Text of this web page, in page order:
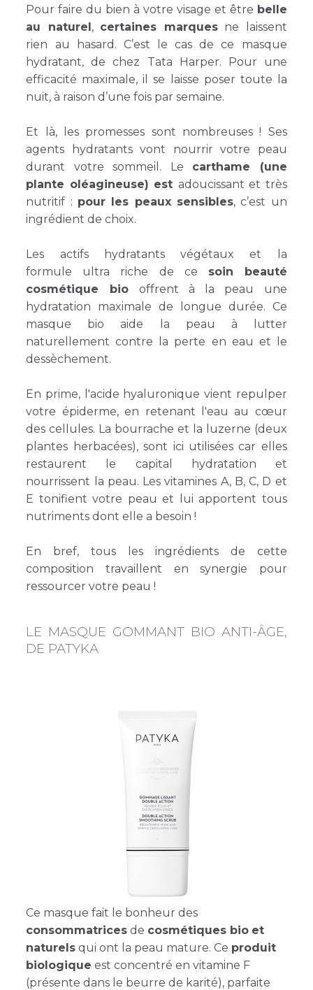
Pour faire du bien à votre visage et être belle
au naturel, certaines marquesne laissent
rien au hasard. C’est le cas de ce masque
hydratant, de chez Tata Harper. Pour une
efficacité maximale, il se laisse poser toute la
nuit, à raison d’une fois par semaine.
Et là, les promesses sont nombreuses ! Ses
agents hydratants vont nourrir votre peau
durant votre sommeil. Le carthame (une
plante oléagineuse) est adoucissant et très
nutritif : pour les peaux sensibles, c’est un
ingrédient de choix.
Les actifs hydratants végétaux et la
formule ultra riche de ce soin beauté
cosmétique bio offrent à la peau une
hydratation maximale de longue durée. Ce
masque bio aide la peau à lutter
naturellement contre la perte en eau et le
dessèchement.
En prime, l'acide hyaluronique vient repulper
votre épiderme, en retenant l'eau au cœur
des cellules. La bourrache et la luzerne (deux
plantes herbacées), sont ici utilisées car elles
restaurent le capital hydratation et
nourrissent la peau. Les vitamines A, B, C, D et
E tonifient votre peau et lui apportent tous
nutriments dont elle a besoin !
En bref, tous les ingrédients de cette
composition travaillent en synergie pour
ressourcer votre peau !
LE MASQUE GOMMANT BIO ANTI-ÂGE,
DE PATYKA
Ce masque fait le bonheur des
consommatrices de cosmétiques bio et
naturels qui ont la peau mature. Ce produit
biologique est concentré en vitamine F
(présente dans le beurre de karité), parfaite